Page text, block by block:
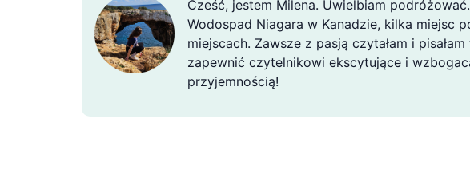
Cześć, jestem Milena. Uwielbiam
Wodospad Niagara w Kanadzie, kilka miejsc
miejscach. Zawsze z pasją czytałam i
zapewnić czytelnikowi ekscytujące i
przyjemnością!